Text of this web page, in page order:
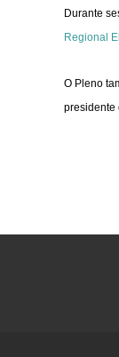
Durante
Regional
O Pleno
presidente